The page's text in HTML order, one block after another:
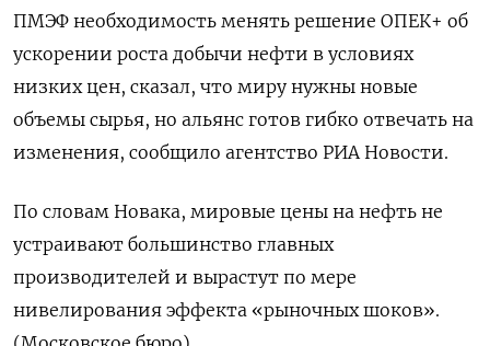
ПМЭФ необходимость менять решение ОПЕК+ об
ускорении роста добычи нефти в условиях
низких цен, сказал, что миру нужны новые
объемы сырья, но альянс готов гибко отвечать на
изменения​​​, сообщило агентство РИА Новости.
По словам Новака, мировые цены на нефть не
устраивают большинство главных
производителей и вырастут по мере
нивелирования эффекта «рыночных шоков».